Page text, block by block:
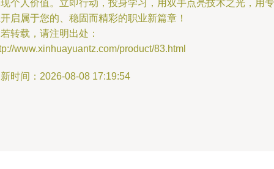
个人价值。立即行动，投身学习，用双手点亮技术之光，用专
启属于您的、稳固而精彩的职业新篇章！
转载，请注明出处：
www.xinhuayuantz.com/product/83.html
时间：2026-08-08 17:19:54